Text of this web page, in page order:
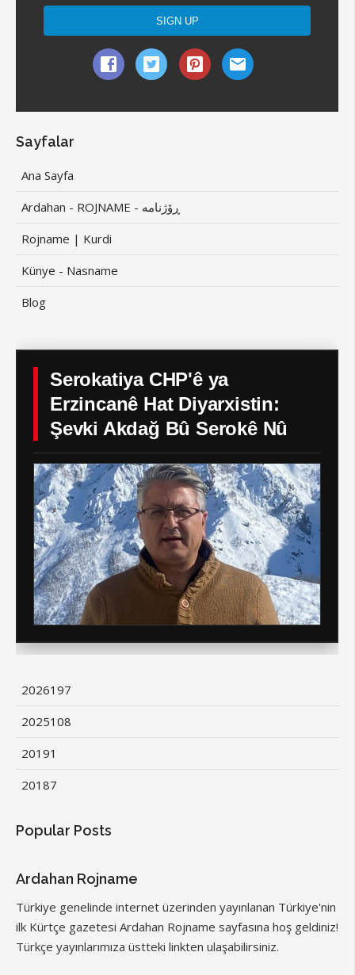
Sayfalar
Ana Sayfa
Ardahan - ROJNAME - ڕۆژنامە
Rojname | Kurdi
Künye - Nasname
Blog
Serokatiya CHP'ê ya
Erzincanê Hat Diyarxistin:
Şevki Akdağ Bû Serokê Nû
2026197
2025108
20191
20187
Popular Posts
Ardahan Rojname
Türkiye genelinde internet üzerinden yayınlanan Türkiye'nin
ilk Kürtçe gazetesi Ardahan Rojname sayfasına hoş geldiniz!
Türkçe yayınlarımıza üstteki linkten ulaşabilirsiniz.